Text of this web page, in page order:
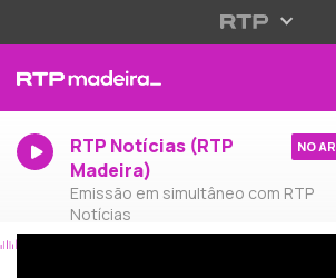
RTP Notícias (RTP
Madeira)
Emissão em simultâneo com RTP
Notícias
NO AR